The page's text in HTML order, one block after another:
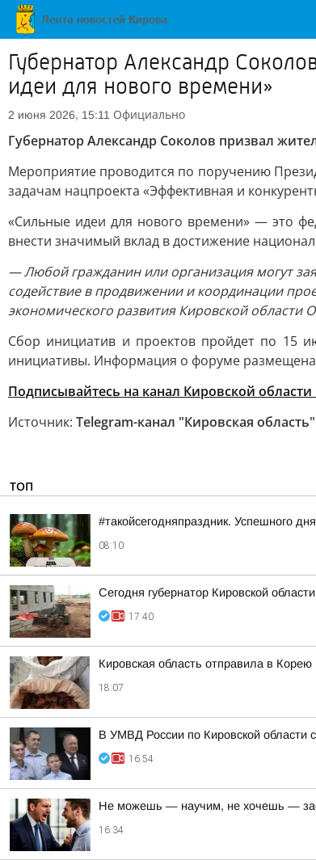
Губернатор Александр
идеи для нового времени»
2 июня 2026, 15:11 Официально
Губернатор Александр Соколов призвал
Мероприятие проводится по поручению
задачам нацпроекта «Эффективная и
«Сильные идеи для нового времени» — это
внести значимый вклад в достижение
— Любой гражданин или организация могут
содействие в продвижении и координации
экономического развития Кировской области
Сбор инициатив и проектов пройдет по 15
инициативы. Информация о форуме размещена
Подписывайтесь на канал Кировской
Источник: Telegram-канал "Кировская область"
ТОП
#такойсегодняпраздник. Успешного
08:10
Сегодня губернатор Кировской
17:40
Кировская область отправила в Корею
18:07
В УМВД России по Кировской области
16:54
Не можешь — научим, не хочешь —
16:34